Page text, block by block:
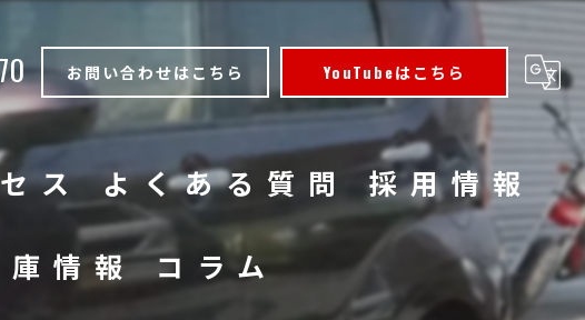
お問い合わせはこちら YouTubeはこちら
ス よくある質問 採用情報
庫情報 コラム